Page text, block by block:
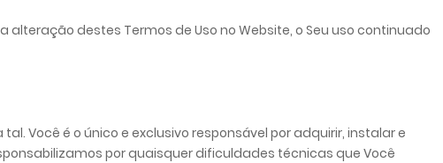
alteração destes Termos de Uso no Website, o Seu uso continuado
Você é o único e exclusivo responsável por adquirir, instalar e
por quaisquer dificuldades técnicas que Você